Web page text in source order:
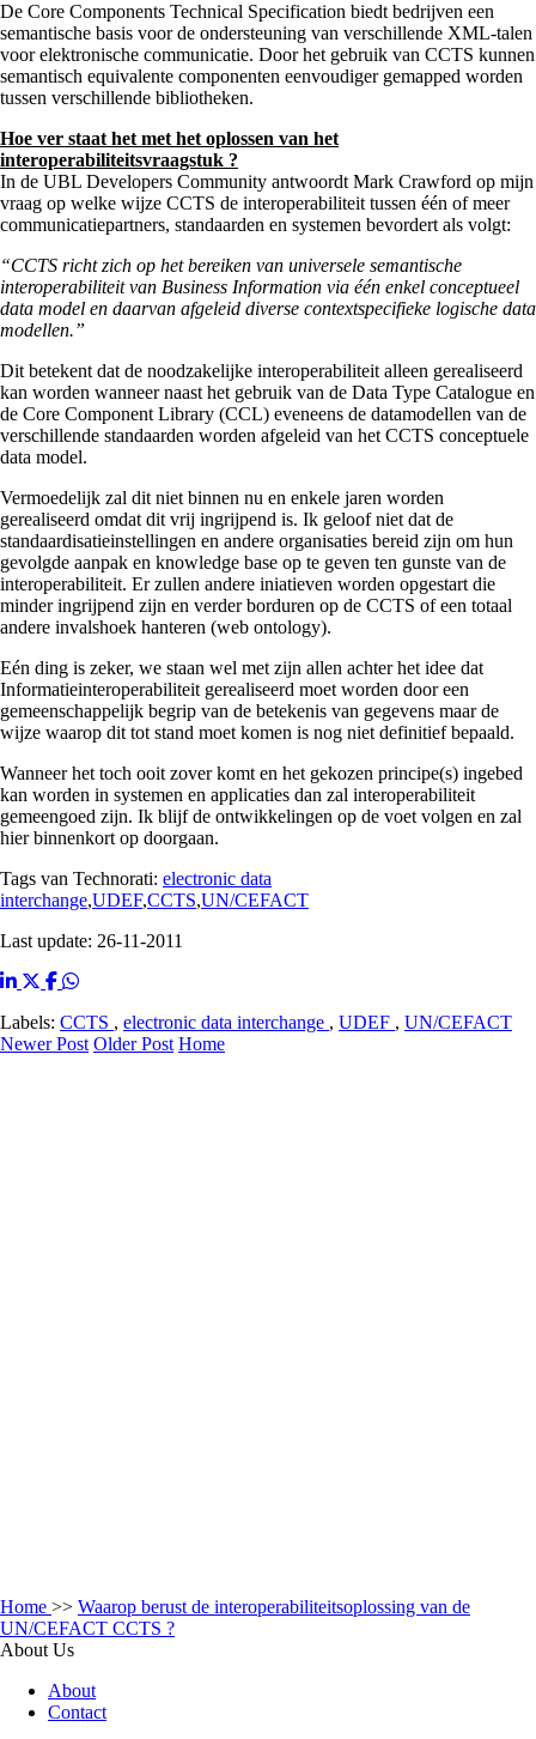
De Core Components Technical Specification biedt bedrijven een
semantische basis voor de ondersteuning van verschillende XML-talen
voor elektronische communicatie. Door het gebruik van CCTS kunnen
semantisch equivalente componenten eenvoudiger gemapped worden
tussen verschillende bibliotheken.
Hoe ver staat het met het oplossen van het
interoperabiliteitsvraagstuk ?
In de UBL Developers Community antwoordt Mark Crawford op mijn
vraag op welke wijze CCTS de interoperabiliteit tussen één of meer
communicatiepartners, standaarden en systemen bevordert als volgt:
“CCTS richt zich op het bereiken van universele semantische
interoperabiliteit van Business Information via één enkel conceptueel
data model en daarvan afgeleid diverse contextspecifieke logische data
modellen.”
Dit betekent dat de noodzakelijke interoperabiliteit alleen gerealiseerd
kan worden wanneer naast het gebruik van de Data Type Catalogue en
de Core Component Library (CCL) eveneens de datamodellen van de
verschillende standaarden worden afgeleid van het CCTS conceptuele
data model.
Vermoedelijk zal dit niet binnen nu en enkele jaren worden
gerealiseerd omdat dit vrij ingrijpend is. Ik geloof niet dat de
standaardisatieinstellingen en andere organisaties bereid zijn om hun
gevolgde aanpak en knowledge base op te geven ten gunste van de
interoperabiliteit. Er zullen andere iniatieven worden opgestart die
minder ingrijpend zijn en verder borduren op de CCTS of een totaal
andere invalshoek hanteren (web ontology).
Eén ding is zeker, we staan wel met zijn allen achter het idee dat
Informatieinteroperabiliteit gerealiseerd moet worden door een
gemeenschappelijk begrip van de betekenis van gegevens maar de
wijze waarop dit tot stand moet komen is nog niet definitief bepaald.
Wanneer het toch ooit zover komt en het gekozen principe(s) ingebed
kan worden in systemen en applicaties dan zal interoperabiliteit
gemeengoed zijn. Ik blijf de ontwikkelingen op de voet volgen en zal
hier binnenkort op doorgaan.
Tags van Technorati: electronic data
interchange,UDEF,CCTS,UN/CEFACT
Last update: 26-11-2011
Labels: CCTS , electronic data interchange , UDEF , UN/CEFACT
Newer Post Older Post Home
Home >> Waarop berust de interoperabiliteitsoplossing van de
UN/CEFACT CCTS ?
About Us
About
Contact